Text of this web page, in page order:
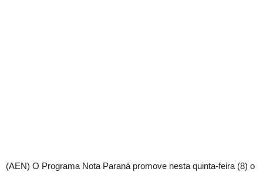
(AEN) O Programa Nota Paraná promove nesta quinta-feira (8) o